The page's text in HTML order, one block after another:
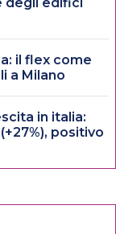
il flex come
a Milano
in italia:
positivo